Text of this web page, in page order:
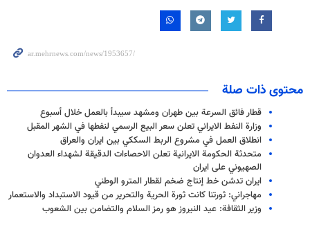
محتوى ذات صلة
قطار فائق السرعة بين طهران ومشهد سيبدأ بالعمل خلال أسبوع
وزارة النفط الايراني تعلن سعر البيع الرسمي لنفطها في الشهر المقبل
انطلاق العمل في مشروع الربط السككي بين ايران والعراق
متحدثة الحكومة الايرانية تعلن الاحصاءات الدقيقة لشهداء العدوان
الصهيوني على ايران
ایران تدشن خط إنتاج ضخم لقطار المترو الوطني
مهاجراني: ثورتنا كانت ثورة الحرية والتحرير من قيود الاستبداد والاستعمار
وزير الثقافة: عيد النيروز هو رمز السلام والتضامن بين الشعوب